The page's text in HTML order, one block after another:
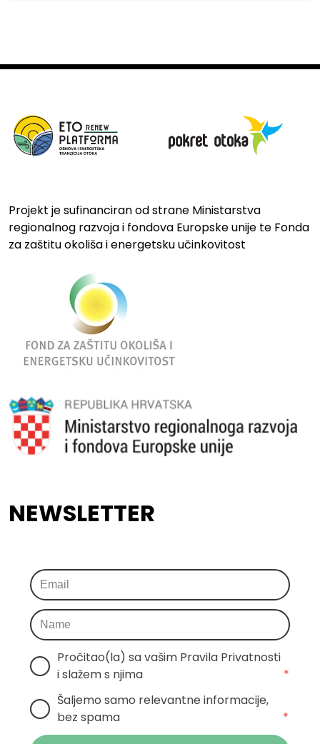
Projekt je sufinanciran od strane Ministarstva
regionalnog razvoja i fondova Europske unije te Fonda
za zaštitu okoliša i energetsku učinkovitost
NEWSLETTER
Pročitao(la) sa vašim Pravila Privatnosti
i slažem s njima
*
Šaljemo samo relevantne informacije,
bez spama
*